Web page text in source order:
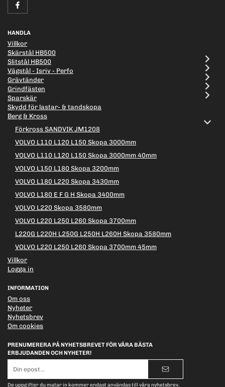
HANDLA
Villkor
Skärstål HB500
Slitstål HB500
Vägstål - Isriv - Perfo
Grävtänder
Grindfästen
Sparskär
Skydd för lastar- & tandskopa
Berg & Kross
Förkross SANDVIK JM1208
VOLVO L110 L120 L150 Skopa 3000mm
VOLVO L110 L120 L150 Skopa 3000mm 40mm
VOLVO L150 L180 Skopa 3200mm
VOLVO L180 L220 Skopa 3430mm
VOLVO L180 E F G H Skopa 3400mm
VOLVO L220 Skopa 3580mm
VOLVO L220 L250 L260 Skopa 3700mm
L220G L220H L250G L250H L260H Skopa 3580mm
VOLVO L220 L250 L260 Skopa 3700mm 45mm
Villkor
Logga in
INFORMATION
Om oss
Nyheter
Nyhetsbrev
Om cookies
PRENUMERERA PÅ NYHETSBREVET FÖR VÅRA BÄSTA
ERBJUDANDEN OCH NYHETER!
postadress
De uppgifter du matar in kommer endast användas till våra nyhetsbrev.